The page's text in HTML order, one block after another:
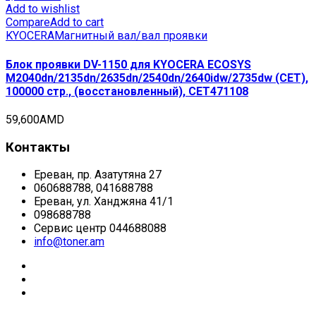
Add to wishlist
CompareAdd to cart
KYOCERAМагнитный вал/вал проявки
Блок проявки DV-1150 для KYOCERA ECOSYS
M2040dn/2135dn/2635dn/2540dn/2640idw/2735dw (CET),
100000 стр., (восстановленный), CET471108
59,600AMD
Контакты
Ереван, пр. Азатутяна 27
060688788, 041688788
Ереван, ул. Ханджяна 41/1
098688788
Сервис центр 044688088
info@toner.am